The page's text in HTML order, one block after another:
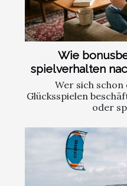
Wie
spielverhalten
Wer sich
Glücksspielen
oder